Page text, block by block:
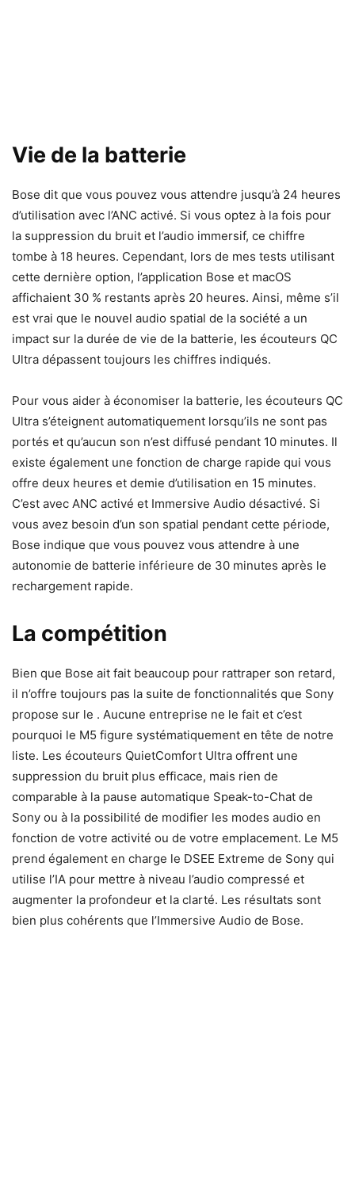
Vie de la batterie
Bose dit que vous pouvez vous attendre jusqu’à 24 heures
d’utilisation avec l’ANC activé. Si vous optez à la fois pour
la suppression du bruit et l’audio immersif, ce chiffre
tombe à 18 heures. Cependant, lors de mes tests utilisant
cette dernière option, l’application Bose et macOS
affichaient 30 % restants après 20 heures. Ainsi, même s’il
est vrai que le nouvel audio spatial de la société a un
impact sur la durée de vie de la batterie, les écouteurs QC
Ultra dépassent toujours les chiffres indiqués.
Pour vous aider à économiser la batterie, les écouteurs QC
Ultra s’éteignent automatiquement lorsqu’ils ne sont pas
portés et qu’aucun son n’est diffusé pendant 10 minutes. Il
existe également une fonction de charge rapide qui vous
offre deux heures et demie d’utilisation en 15 minutes.
C’est avec ANC activé et Immersive Audio désactivé. Si
vous avez besoin d’un son spatial pendant cette période,
Bose indique que vous pouvez vous attendre à une
autonomie de batterie inférieure de 30 minutes après le
rechargement rapide.
La compétition
Bien que Bose ait fait beaucoup pour rattraper son retard,
il n’offre toujours pas la suite de fonctionnalités que Sony
propose sur le . Aucune entreprise ne le fait et c’est
pourquoi le M5 figure systématiquement en tête de notre
liste. Les écouteurs QuietComfort Ultra offrent une
suppression du bruit plus efficace, mais rien de
comparable à la pause automatique Speak-to-Chat de
Sony ou à la possibilité de modifier les modes audio en
fonction de votre activité ou de votre emplacement. Le M5
prend également en charge le DSEE Extreme de Sony qui
utilise l’IA pour mettre à niveau l’audio compressé et
augmenter la profondeur et la clarté. Les résultats sont
bien plus cohérents que l’Immersive Audio de Bose.